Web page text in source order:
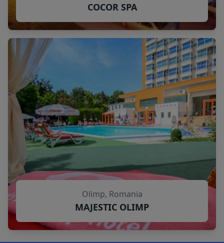
COCOR SPA
Olimp, Romania
MAJESTIC OLIMP